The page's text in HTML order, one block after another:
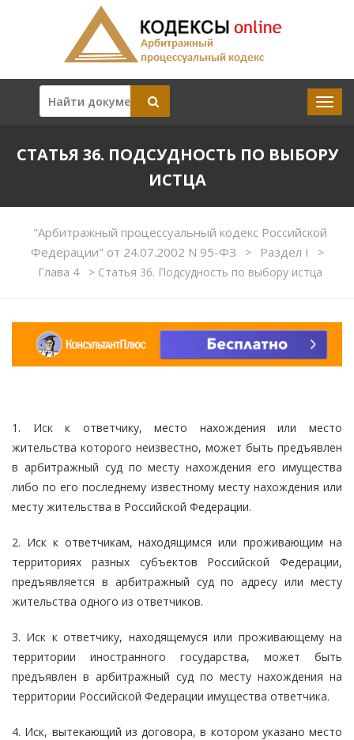
СТАТЬЯ 36. ПОДСУДНОСТЬ ПО ВЫБОРУ
ИСТЦА
"Арбитражный процессуальный кодекс Российской
Федерации" от 24.07.2002 N 95-ФЗ
> Раздел I >
Глава 4 >Статья 36. Подсудность по выбору истца
1. Иск к ответчику, место нахождения или место
жительства которого неизвестно, может быть предъявлен
в арбитражный суд по месту нахождения его имущества
либо по его последнему известному месту нахождения или
месту жительства в Российской Федерации.
2. Иск к ответчикам, находящимся или проживающим на
территориях разных субъектов Российской Федерации,
предъявляется в арбитражный суд по адресу или месту
жительства одного из ответчиков.
3. Иск к ответчику, находящемуся или проживающему на
территории иностранного государства, может быть
предъявлен в арбитражный суд по месту нахождения на
территории Российской Федерации имущества ответчика.
4. Иск, вытекающий из договора, в котором указано место